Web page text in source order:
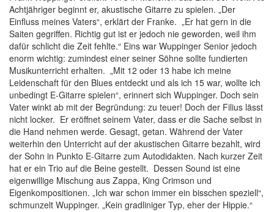
Achtjähriger beginnt er, akustische Gitarre zu spielen. „Der
Einfluss meines Vaters“, erklärt der Franke. „Er hat gern in die
Saiten gegriffen. Richtig gut ist er jedoch nie geworden, weil ihm
dafür schlicht die Zeit fehlte.“ Eins war Wuppinger Senior jedoch
enorm wichtig: zumindest einer seiner Söhne sollte fundierten
Musikunterricht erhalten. „Mit 12 oder 13 habe ich meine
Leidenschaft für den Blues entdeckt und als ich 15 war, wollte ich
unbedingt E-Gitarre spielen“, erinnert sich Wuppinger. Doch sein
Vater winkt ab mit der Begründung: zu teuer! Doch der Filius lässt
nicht locker. Er eröffnet seinem Vater, dass er die Sache selbst in
die Hand nehmen werde. Gesagt, getan. Während der Vater
weiterhin den Unterricht auf der akustischen Gitarre bezahlt, wird
der Sohn in Punkto E-Gitarre zum Autodidakten. Nach kurzer Zeit
hat er ein Trio auf die Beine gestellt. Dessen Sound ist eine
eigenwillige Mischung aus Zappa, King Crimson und
Eigenkompositionen. „Ich war schon immer ein bisschen speziell“,
schmunzelt Wuppinger. „Kein gradliniger Typ, eher der Hippie.“